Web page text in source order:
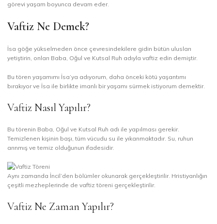
görevi yaşam boyunca devam eder.
Vaftiz Ne Demek?
İsa göğe yükselmeden önce çevresindekilere gidin bütün ulusları
yetiştirin, onları Baba, Oğul ve Kutsal Ruh adıyla vaftiz edin demiştir.
Bu tören yaşamımı İsa’ya adıyorum, daha önceki kötü yaşantımı
bırakıyor ve İsa ile birlikte imanlı bir yaşamı sürmek istiyorum demektir.
Vaftiz Nasıl Yapılır?
Bu törenin Baba, Oğul ve Kutsal Ruh adı ile yapılması gerekir.
Temizlenen kişinin başı, tüm vücudu su ile yıkanmaktadır. Su, ruhun
arınmış ve temiz olduğunun ifadesidir.
Aynı zamanda İncil’den bölümler okunarak gerçekleştirilir. Hristiyanlığın
çeşitli mezheplerinde de vaftiz töreni gerçekleştirilir.
Vaftiz Ne Zaman Yapılır?